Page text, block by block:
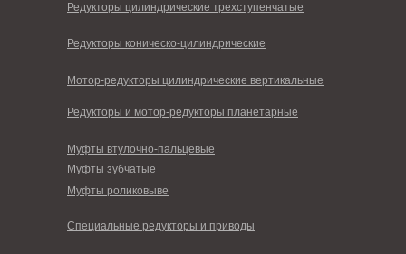
Редукторы цилиндрические трехступенчатые
Редукторы коническо-цилиндрические
Мотор-редукторы цилиндрические вертикальные
Редукторы и мотор-редукторы планетарные
Специальные редукторы и приводы
Муфты зубчатые
Муфты втулочно-пальцевые
Муфты роликовыве